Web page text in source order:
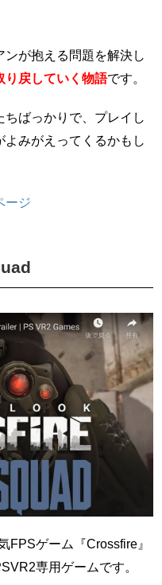
が抱える問題を解決し
り戻していく物語です。
ばっかりで、プレイし
みがえってくるかもし
ージ
FPSゲーム『Crossfire』
専用ゲームです。